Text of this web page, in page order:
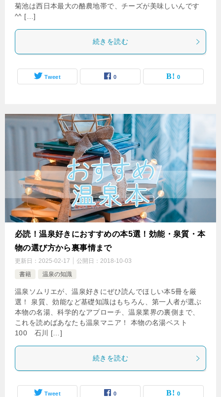
菊池は西日本最大の酪農地帯で、チーズが美味しいんです
^^ […]
続きを読む
Tweet 0 0
必読！温泉好きにおすすめの本5選！効能・泉質・本
物の選び方から裏事情まで
更新日： 2025-02-17 公開日： 2018-10-03
書籍
温泉の知識
温泉ソムリエが、温泉好きにぜひ読んでほしい本5冊を厳
選！ 泉質、効能など基礎知識はもちろん、第一人者が選ぶ
本物の名湯、科学的なアプローチ、温泉業界の裏側まで、
これを読めばあなたも温泉マニア！ 本物の名湯ベスト
100 石川 […]
続きを読む
Tweet 0 0